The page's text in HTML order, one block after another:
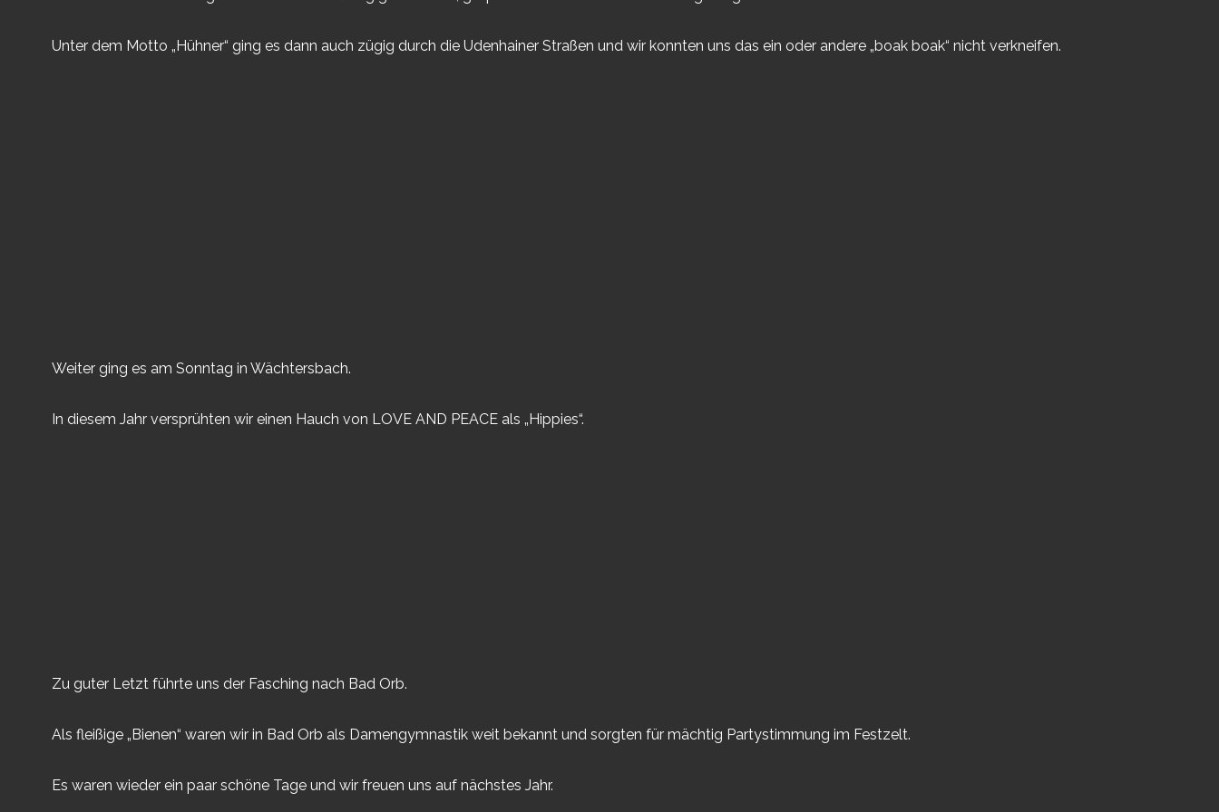
Unter dem Motto „Hühner“ ging es dann auch zügig durch die Udenhainer Straßen und wir konnten uns das ein oder andere „boak boak“ nicht verkneifen.
Weiter ging es am Sonntag in Wächtersbach.
In diesem Jahr versprühten wir einen Hauch von LOVE AND PEACE als „Hippies“.
Zu guter Letzt führte uns der Fasching nach Bad Orb.
Als fleißige „Bienen“ waren wir in Bad Orb als Damengymnastik weit bekannt und sorgten für mächtig Partystimmung im Festzelt.
Es waren wieder ein paar schöne Tage und wir freuen uns auf nächstes Jahr.